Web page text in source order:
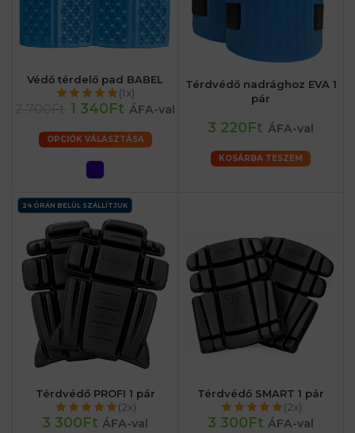
Védő térdelő pad BABEL
(1x)
1 340Ft ÁFA-val
OPCIÓK VÁLASZTÁSA
Térdvédő nadrághoz EVA 1
pár
3 220Ft ÁFA-val
KOSÁRBA TESZEM
24 ÓRÁN BELÜL SZÁLLÍTJUK
Térdvédő PROFI 1 pár
(2x)
3 300Ft ÁFA-val
Térdvédő SMART 1 pár
(2x)
3 300Ft ÁFA-val